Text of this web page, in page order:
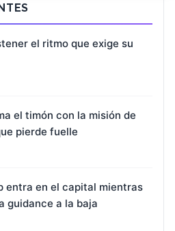
el ritmo que exige su
el timón con la misión de
pierde fuelle
entra en el capital mientras
guidance a la baja